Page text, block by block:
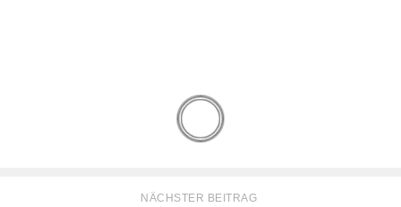
NÄCHSTER BEITRAG